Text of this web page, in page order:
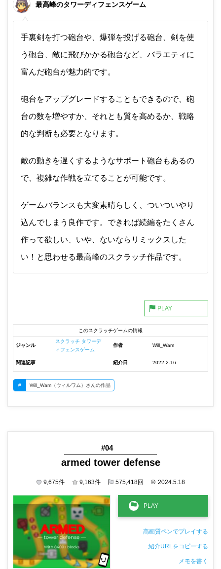
最高峰のタワーディフェンスゲーム
手裏剣を打つ砲台や、爆弾を投げる砲台、剣を使
う砲台、敵に飛びかかる砲台など、バラエティに
富んだ砲台が魅力的です。
砲台をアップグレードすることもできるので、砲
台の数を増やすか、それとも質を高めるか、戦略
的な判断も必要となります。
敵の動きを遅くするようなサポート砲台もあるの
で、複雑な作戦を立てることが可能です。
ゲームバランスも大変素晴らしく、ついついやり
込んでしまう良作です。できれば続編をたくさん
作って欲しい、いや、ないならリミックスした
い！と思わせる最高峰のスクラッチ作品です。
このスクラッチゲームの情報
ジャンル
スクラッチ タワーデ
ィフェンスゲーム
作者 Will_Wam
関連記事 紹介日 2022.2.16
# Will_Wam（ウィルワム）さんの作品
#04
armed tower defense
9,675件 9,163件 575,418回 © 2024.5.18
高画質ペンでプレイする
紹介URLをコピーする
メモを書く